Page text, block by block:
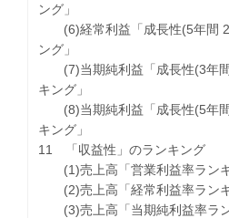
ング」
(6)経常利益「成長性(5年間
ング」
(7)当期純利益「成長性(3年
キング」
(8)当期純利益「成長性(5年
キング」
11 「収益性」のランキング
(1)売上高「営業利益率ランキ
(2)売上高「経常利益率ランキ
(3)売上高「当期純利益率ラン